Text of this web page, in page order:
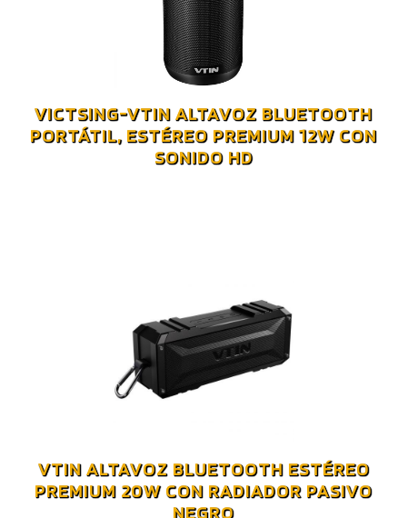
VICTSING-VTIN ALTAVOZ BLUETOOTH
PORTÁTIL, ESTÉREO PREMIUM 12W CON
SONIDO HD
VTIN ALTAVOZ BLUETOOTH ESTÉREO
PREMIUM 20W CON RADIADOR PASIVO
NEGRO